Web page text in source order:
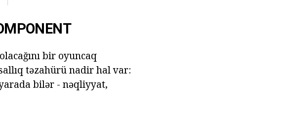
bir oyuncaq
təzahürü nadir hal var:
bilər - nəqliyyat,